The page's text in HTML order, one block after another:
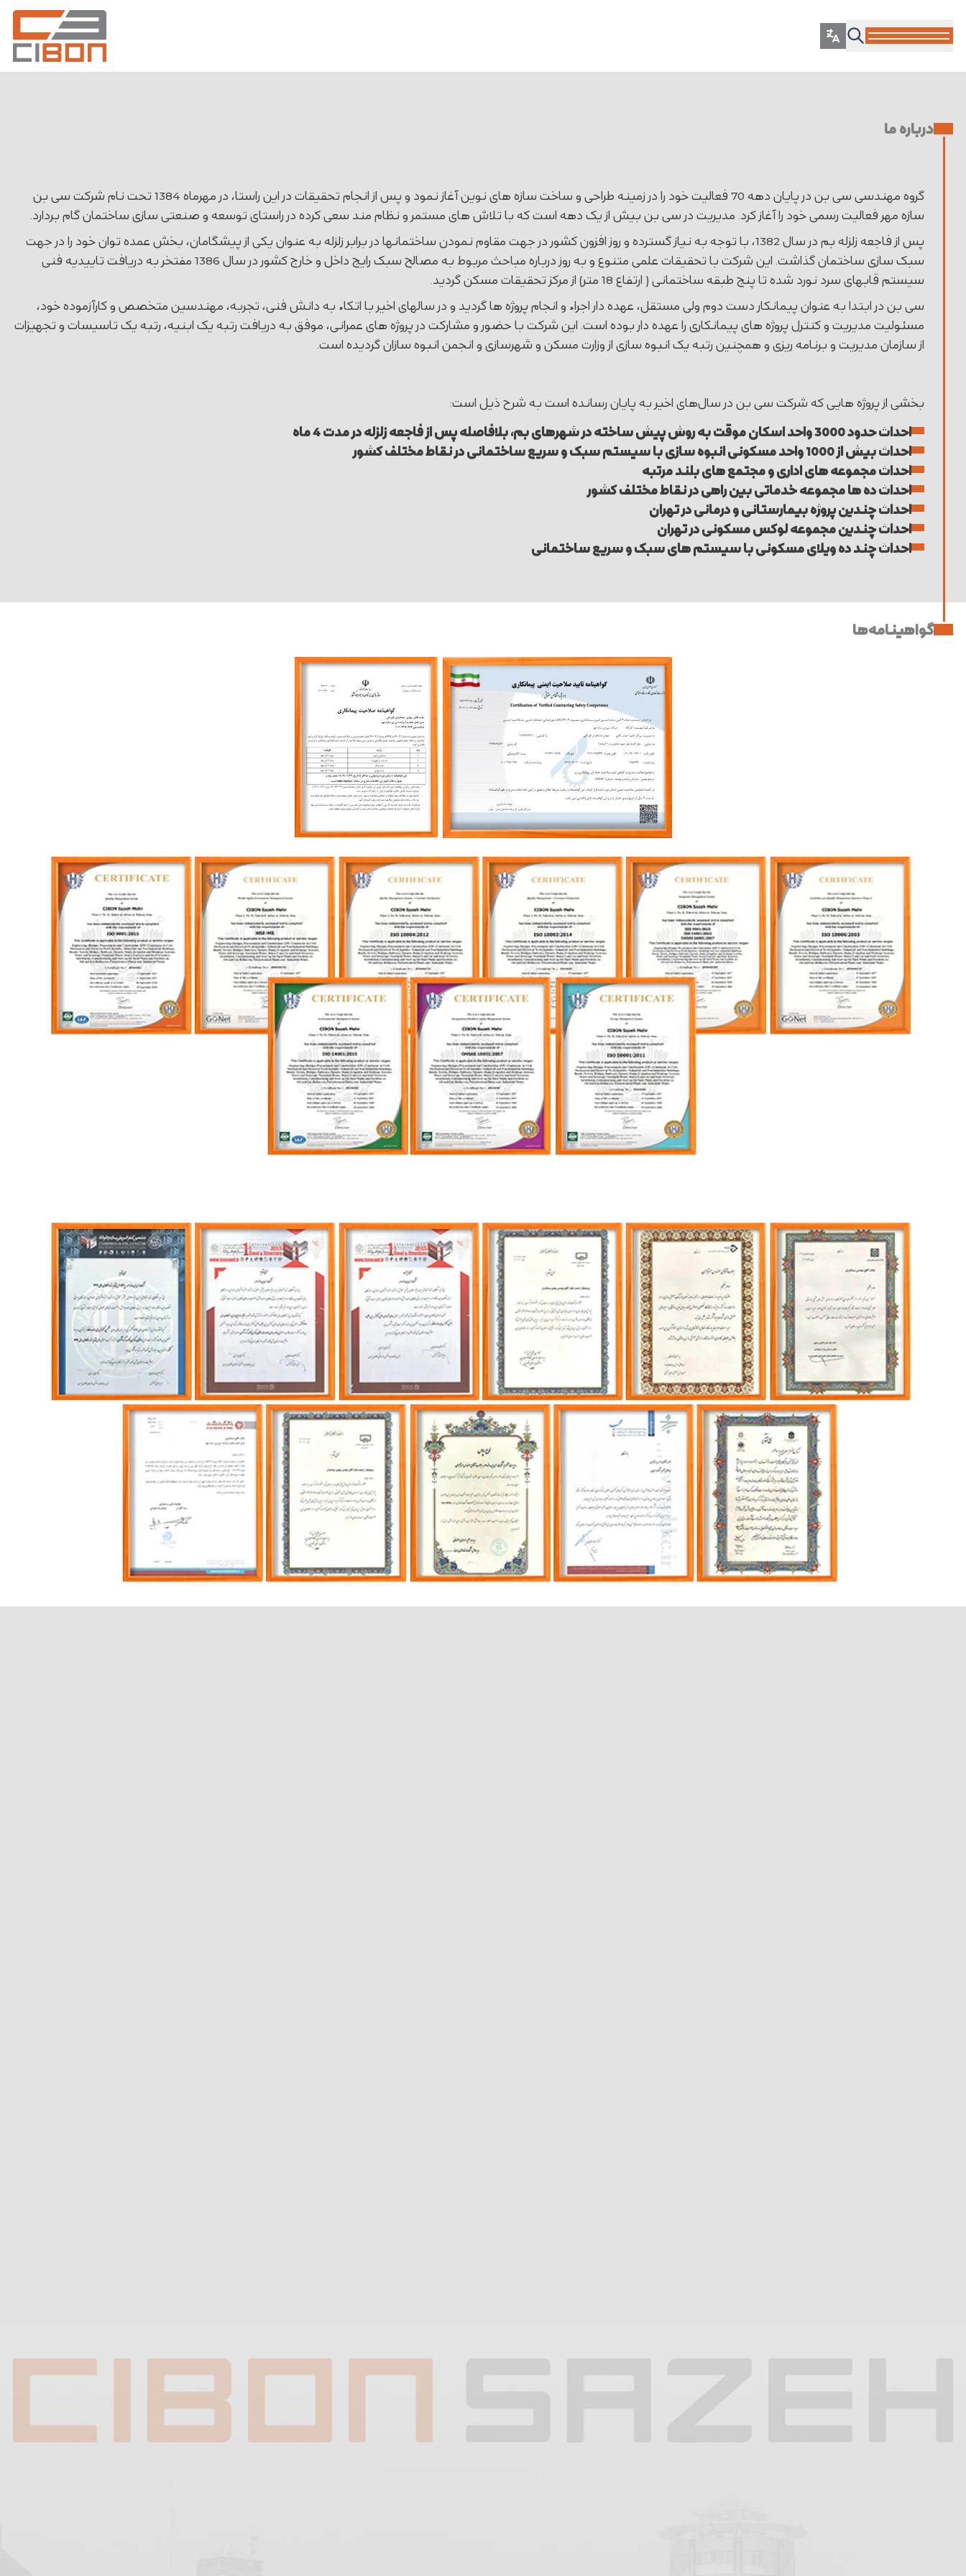
درباره ما
گروه مهندسی سی بن در پایان دهه 70 فعالیت خود را در زمینه طراحی و ساخت سازه های نوین آغاز نمود و پس از انجام تحقیقات در این راستا، در مهرماه 1384 تحت نام شرکت سی بن
سازه مهر فعالیت رسمی خود را آغاز کرد. مدیریت در سی بن بیش از یک دهه است که با تلاش های مستمر و نظام مند سعی کرده در راستای توسعه و صنعتی سازی ساختمان گام بردارد.
پس از فاجعه زلزله بم در سال 1382، با توجه به نیاز گسترده و روز افزون کشور در جهت مقاوم نمودن ساختمانها در برابر زلزله به عنوان یکی از پیشگامان، بخش عمده توان خود را در جهت
سبک سازی ساختمان گذاشت. این شرکت با تحقیقات علمی متنوع و به روز درباره مباحث مربوط به مصالح سبک رایج داخل و خارج کشور در سال 1386 مفتخر به دریافت تاییدیه فنی
سیستم قابهای سرد نورد شده تا پنج طبقه ساختمانی ( ارتفاع 18 متر) از مرکز تحقیقات مسکن گردید.
سی بن در ابتدا به عنوان پیمانکار دست دوم ولی مستقل، عهده دار اجراء و انجام پروژه ها گردید و در سالهای اخیر با اتکاء به دانش فنی، تجربه، مهندسین متخصص و کارآزموده خود،
مسئولیت مدیریت و کنترل پروژه های پیمانکاری را عهده دار بوده است. این شرکت با حضور و مشارکت در پروژه های عمرانی، موفق به دریافت رتبه یک ابنیه، رتبه یک تاسیسات و تجهیزات
از سازمان مدیریت و برنامه ریزی و همچنین رتبه یک انبوه سازی از وزارت مسکن و شهرسازی و انجمن انبوه سازان گردیده است.
بخشی از پروژه هایی که شرکت سی بن در سال‌های اخیر به پایان رسانده است به شرح ذیل است:
احداث حدود 3000 واحد اسکان موقت به روش پیش ساخته در شهرهای بم، بلافاصله پس از فاجعه زلزله در مدت 4 ماه
احداث بیش از 1000 واحد مسکونی انبوه سازی با سیستم سبک و سریع ساختمانی در نقاط مختلف کشور
احداث مجموعه های اداری و مجتمع های بلند مرتبه
احداث ده ها مجموعه خدماتی بین راهی در نقاط مختلف کشور
احداث چندین پروژه بیمارستانی و درمانی در تهران
احداث چندین مجموعه لوکس مسکونی در تهران
احداث چند ده ویلای مسکونی با سیستم های سبک و سریع ساختمانی
گواهینامه‌ها